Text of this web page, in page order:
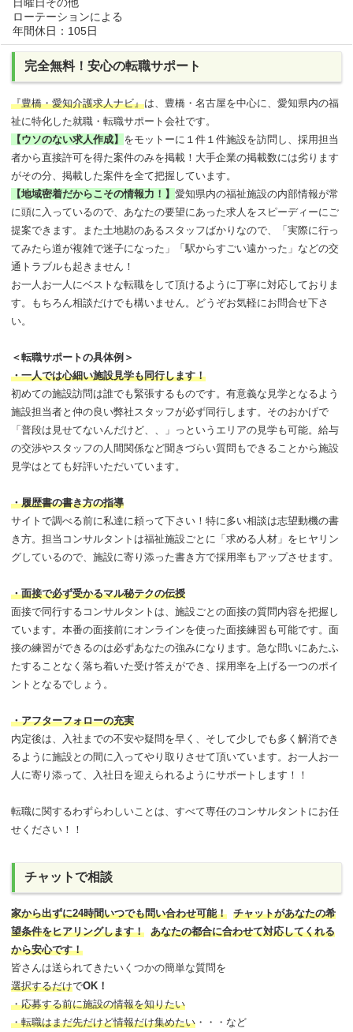
日曜日その他
ローテーションによる
年間休日：105日
完全無料！安心の転職サポート
『豊橋・愛知介護求人ナビ』は、豊橋・名古屋を中心に、愛知県内の福
祉に特化した就職・転職サポート会社です。
【ウソのない求人作成】 をモットーに１件１件施設を訪問し、採用担当
者から直接許可を得た案件のみを掲載！大手企業の掲載数には劣ります
がその分、掲載した案件を全て把握しています。
【地域密着だからこその情報力！】愛知県内の福祉施設の内部情報が常
に頭に入っているので、あなたの要望にあった求人をスピーディーにご
提案できます。また土地勘のあるスタッフばかりなので、「実際に行っ
てみたら道が複雑で迷子になった」「駅からすごい遠かった」などの交
通トラブルも起きません！
お一人お一人にベストな転職をして頂けるように丁寧に対応しておりま
す。もちろん相談だけでも構いません。どうぞお気軽にお問合せ下さ
い。
＜転職サポートの具体例＞
・一人では心細い施設見学も同行します！
初めての施設訪問は誰でも緊張するものです。有意義な見学となるよう
施設担当者と仲の良い弊社スタッフが必ず同行します。そのおかげで
「普段は見せてないんだけど、、」っというエリアの見学も可能。給与
の交渉やスタッフの人間関係など聞きづらい質問もできることから施設
見学はとても好評いただいています。
・履歴書の書き方の指導
サイトで調べる前に私達に頼って下さい！特に多い相談は志望動機の書
き方。担当コンサルタントは福祉施設ごとに「求める人材」をヒヤリン
グしているので、施設に寄り添った書き方で採用率もアップさせます。
・面接で必ず受かるマル秘テクの伝授
面接で同行するコンサルタントは、施設ごとの面接の質問内容を把握し
ています。本番の面接前にオンラインを使った面接練習も可能です。面
接の練習ができるのは必ずあなたの強みになります。急な問いにあたふ
たすることなく落ち着いた受け答えができ、採用率を上げる一つのポイ
ントとなるでしょう。
・アフターフォローの充実
内定後は、入社までの不安や疑問を早く、そして少しでも多く解消でき
るように施設との間に入ってやり取りさせて頂いています。お一人お一
人に寄り添って、入社日を迎えられるようにサポートします！！
転職に関するわずらわしいことは、すべて専任のコンサルタントにお任
せください！！
チャットで相談
家から出ずに24時間いつでも問い合わせ可能！ チャットがあなたの希
望条件をヒアリングします！ あなたの都合に合わせて対応してくれる
から安心です！
皆さんは送られてきたいくつかの簡単な質問を
選択するだけでOK！
・応募する前に施設の情報を知りたい
・転職はまだ先だけど情報だけ集めたい ・・・など